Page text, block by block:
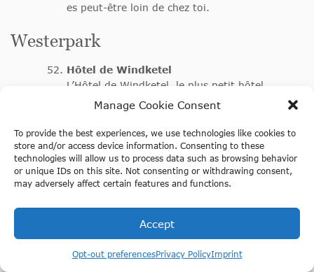
Manage Cookie Consent
To provide the best experiences, we use technologies like cookies to
store and/or access device information. Consenting to these
technologies will allow us to process data such as browsing behavior
or unique IDs on this site. Not consenting or withdrawing consent,
may adversely affect certain features and functions.
Accept
Opt-out preferencesPrivacy PolicyImprint
es peut-être loin de chez toi.
Westerpark
Hôtel de Windketel
L’Hôtel de Windketel, le plus petit hôtel
d’Amsterdam, est une tour octogonale en
meublés avec des meubles de designers
néerlandais. Bien sûr, il en coûte pour y
séjourner (environ 500 € pour leur forfait
minimum de 3 nuits !), mais aller voir la zone
Supermagasin Tony’s Chocolonely
La marque Tony’s Chocolonely est célèbre aux
Pays-Bas, et leur supermagasin à Westerpark
est le rêve de tout amateur de chocolat. Même